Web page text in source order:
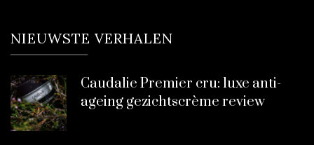
NIEUWSTE VERHALEN
Caudalie Premier cru: luxe anti-
ageing gezichtscrème review